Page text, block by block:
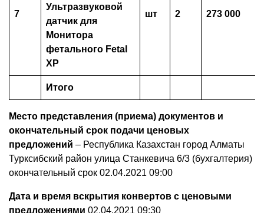
7
Ультразвуковой
датчик для
Монитора
фетального Fetal
XP
шт 2 273 000
Итого
Место представления (приема) документов и
окончательный срок подачи ценовых
предложений – Республика Казахстан город Алматы
Турксибский район улица Станкевича 6/3 (бухгалтерия)
окончательный срок 02.04.2021 09:00
Дата и время вскрытия конвертов с ценовыми
предложениями 02.04.2021 09:30